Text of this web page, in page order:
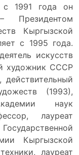
с 1991 года он
Президентом
Кыргызской
с 1995 года.
искусств
художник СССР
(1993),
наук
лауреат
Кыргызской
лауреат